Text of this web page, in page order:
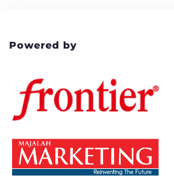
Powered by